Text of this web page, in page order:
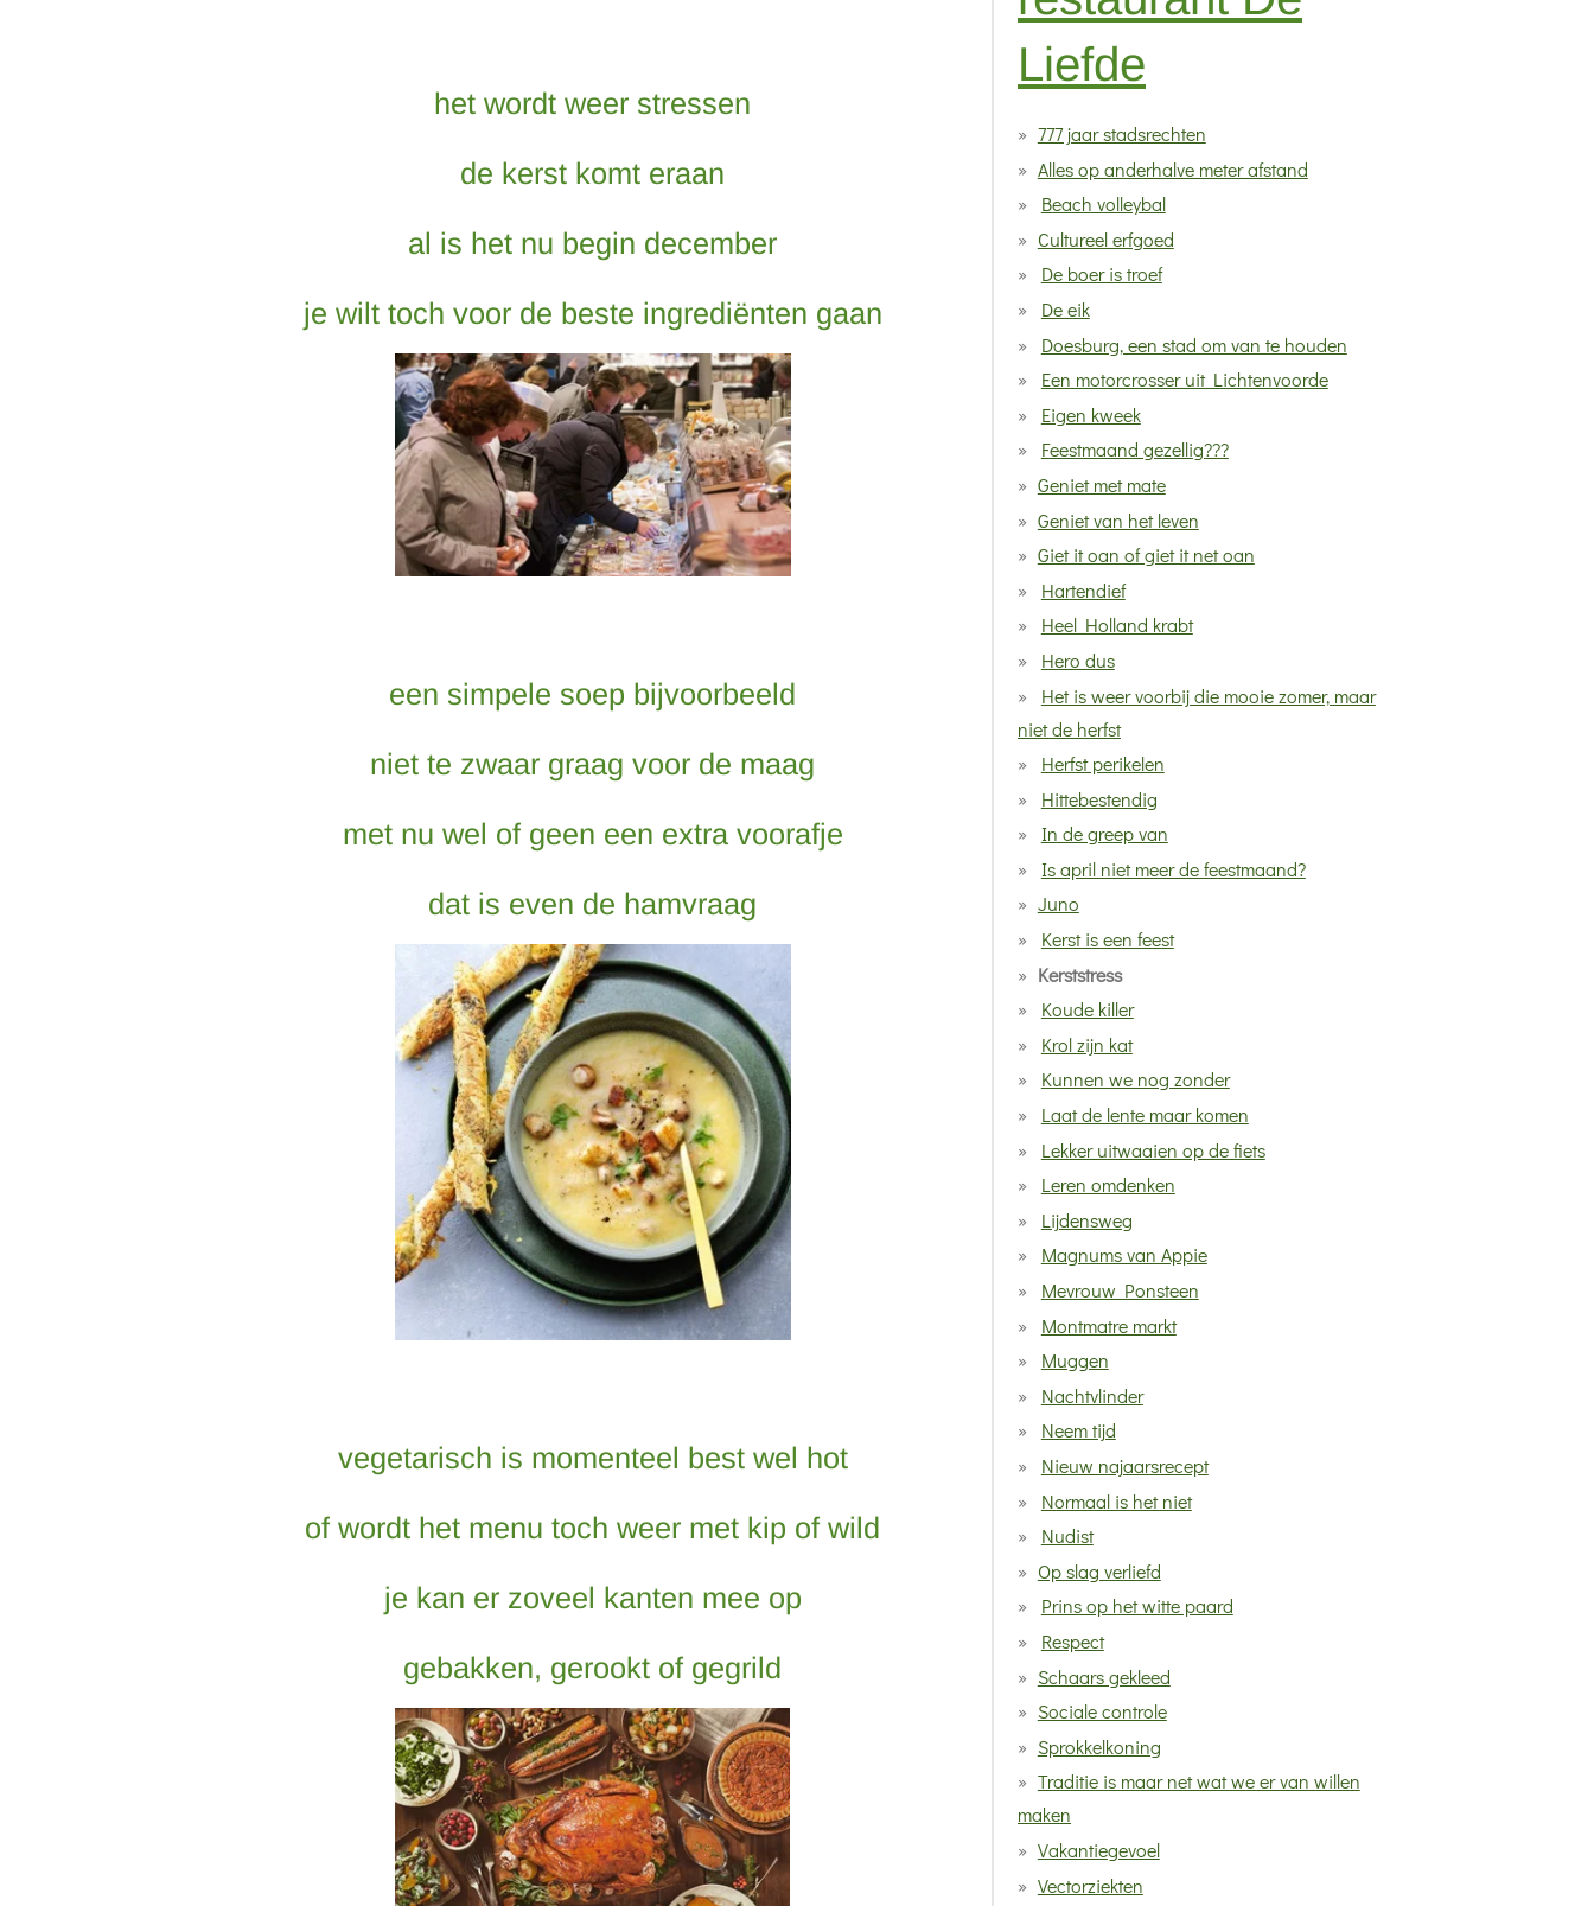
het wordt weer stressen
de kerst komt eraan
al is het nu begin december
je wilt toch voor de beste ingrediënten gaan
een simpele soep bijvoorbeeld
niet te zwaar graag voor de maag
met nu wel of geen een extra voorafje
dat is even de hamvraag
vegetarisch is momenteel best wel hot
of wordt het menu toch weer met kip of wild
je kan er zoveel kanten mee op
gebakken, gerookt of gegrild
Liefde
777 jaar stadsrechten
Alles op anderhalve meter afstand
Beach volleybal
Cultureel erfgoed
De boer is troef
De eik
Doesburg, een stad om van te houden
Een motorcrosser uit Lichtenvoorde
Eigen kweek
Feestmaand gezellig???
Geniet met mate
Geniet van het leven
Giet it oan of giet it net oan
Hartendief
Heel Holland krabt
Hero dus
Het is weer voorbij die mooie zomer, maar
niet de herfst
Herfst perikelen
Hittebestendig
In de greep van
Is april niet meer de feestmaand?
Juno
Kerst is een feest
Kerststress
Koude killer
Krol zijn kat
Kunnen we nog zonder
Laat de lente maar komen
Lekker uitwaaien op de fiets
Leren omdenken
Lijdensweg
Magnums van Appie
Mevrouw Ponsteen
Montmatre markt
Muggen
Nachtvlinder
Neem tijd
Nieuw najaarsrecept
Normaal is het niet
Nudist
Op slag verliefd
Prins op het witte paard
Respect
Schaars gekleed
Sociale controle
Sprokkelkoning
Traditie is maar net wat we er van willen
maken
Vakantiegevoel
Vectorziekten